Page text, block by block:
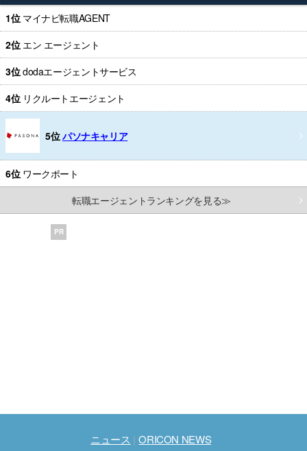
1位 マイナビ転職AGENT
2位 エン エージェント
3位dodaエージェントサービス
4位 リクルートエージェント
5位パソナキャリア
6位 ワークポート
転職エージェントランキングを見る≫
PR
ニュース ORICON NEWS